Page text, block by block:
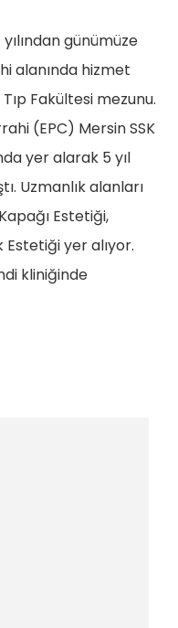
günümüze
alanında hizmet
Fakültesi mezunu.
(EPC) Mersin SSK
yer alarak 5 yıl
Uzmanlık alanları
Estetiği,
yer alıyor.
kliniğinde